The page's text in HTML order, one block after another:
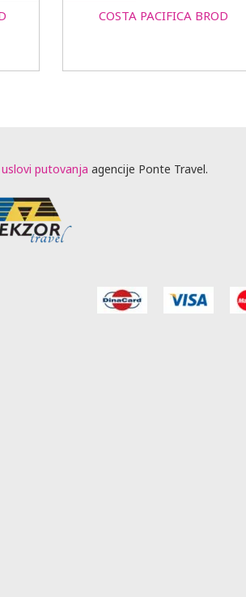
COSTA PACIFICA BROD
putovanja agencije Ponte Travel.